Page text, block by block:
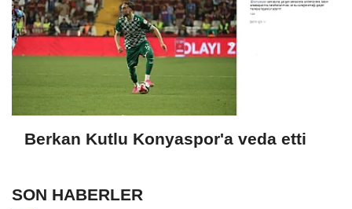
Berkan Kutlu Konyaspor'a veda etti
SON HABERLER